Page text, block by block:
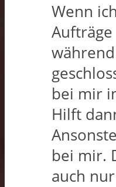
Wenn
bei mir
Hilft
bei mir.
auch